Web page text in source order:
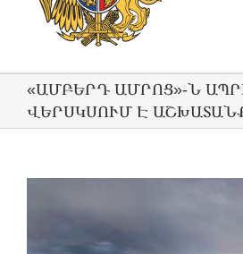
«ԱՄԲԵՐԴ ԱՄՐՈՑ»-Ն
ՎԵՐՍԿՍՈՒՄ Է